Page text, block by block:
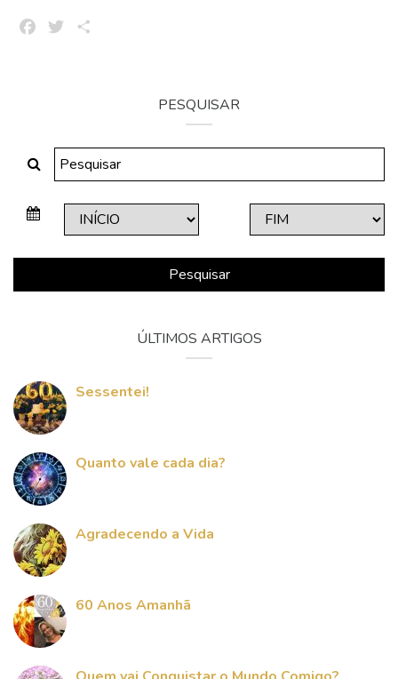
FacebookTwitter
PESQUISAR
Pesquisar
ÚLTIMOS ARTIGOS
Sessentei!
Quanto vale cada dia?
Agradecendo a Vida
60 Anos Amanhã